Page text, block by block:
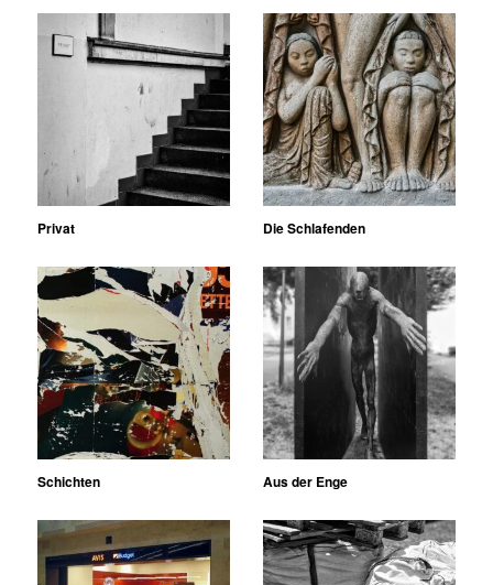
Privat Die Schlafenden
Schichten Aus der Enge